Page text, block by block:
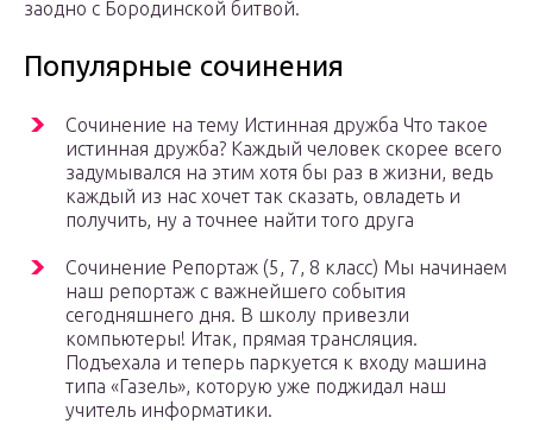
заодно с Бородинской битвой.
Популярные сочинения
Сочинение на тему Истинная дружба Что такое
истинная дружба? Каждый человек скорее всего
задумывался на этим хотя бы раз в жизни, ведь
каждый из нас хочет так сказать, овладеть и
получить, ну а точнее найти того друга
Сочинение Репортаж (5, 7, 8 класс) Мы начинаем
наш репортаж с важнейшего события
сегодняшнего дня. В школу привезли
компьютеры! Итак, прямая трансляция.
Подъехала и теперь паркуется к входу машина
типа «Газель», которую уже поджидал наш
учитель информатики.